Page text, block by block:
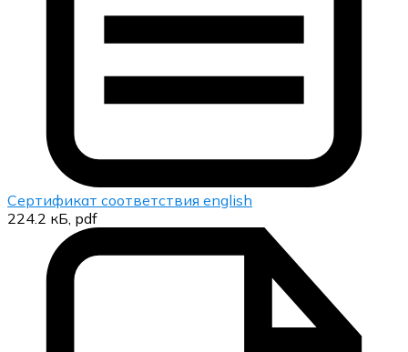
Сертификат соответствия english
224.2 кБ, pdf